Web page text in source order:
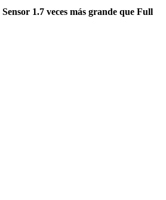
Sensor 1.7 veces más grande que Full